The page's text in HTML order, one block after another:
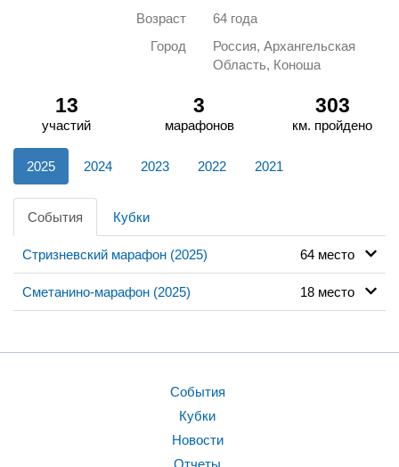
Возраст
64 года
Город
Россия, Архангельская
Область, Коноша
13
участий
3
марафонов
303
км. пройдено
2025 2024 2023 2022 2021
События Кубки
Стризневский марафон (2025) 64 место
Сметанино-марафон (2025) 18 место
События
Кубки
Новости
Отчеты